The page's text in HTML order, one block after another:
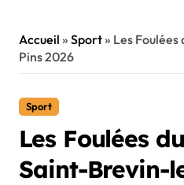
Accueil » Sport» Les
Pins 2026
Sport
Les Foulées
Saint-Brevin-